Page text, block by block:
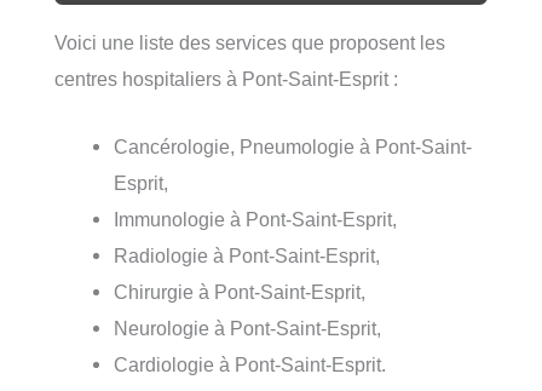
Voici une liste des services que proposent les
centres hospitaliers à Pont-Saint-Esprit :
Cancérologie, Pneumologie à Pont-Saint-
Esprit,
Immunologie à Pont-Saint-Esprit,
Radiologie à Pont-Saint-Esprit,
Chirurgie à Pont-Saint-Esprit,
Neurologie à Pont-Saint-Esprit,
Cardiologie à Pont-Saint-Esprit.